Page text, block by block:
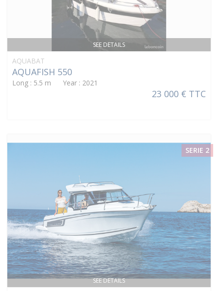
SEE DETAILS
AQUABAT
AQUAFISH 550
Long : 5.5 m Year : 2021
23 000 € TTC
SEE DETAILS
SERIE 2